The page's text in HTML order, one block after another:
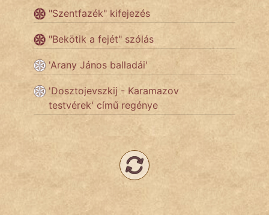
cinege
fantom
Hunor
Jób Gedeon
vörös ördög
"Szentfazék" kifejezés
"Bekötik a fejét" szólás
'Arany János balladái'
'Dosztojevszkij - Karamazov
testvérek' című regénye